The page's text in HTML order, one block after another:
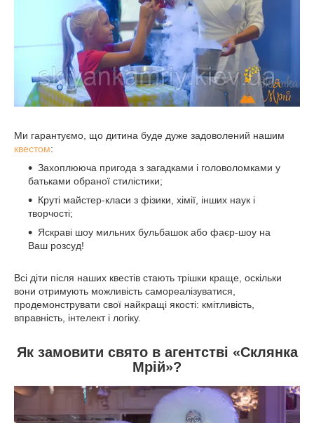
Ми гарантуємо, що дитина буде дуже задоволений нашим
квестом:
Захоплююча пригода з загадками і головоломками у
батьками обраної стилістики;
Круті майстер-класи з фізики, хімії, інших наук і
творчості;
Яскраві шоу мильних бульбашок або фаєр-шоу на
Ваш розсуд!
Всі діти після наших квестів стають трішки краще, оскільки
вони отримують можливість самореалізуватися,
продемонструвати свої найкращі якості: кмітливість,
вправність, інтелект і логіку.
Як замовити свято в агентстві «Склянка
Мрій»?